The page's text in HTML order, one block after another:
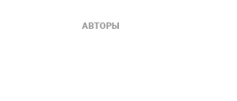
АВТОРЫ